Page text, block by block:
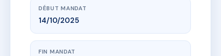
DÉBUT MANDAT
14/10/2025
FIN MANDAT